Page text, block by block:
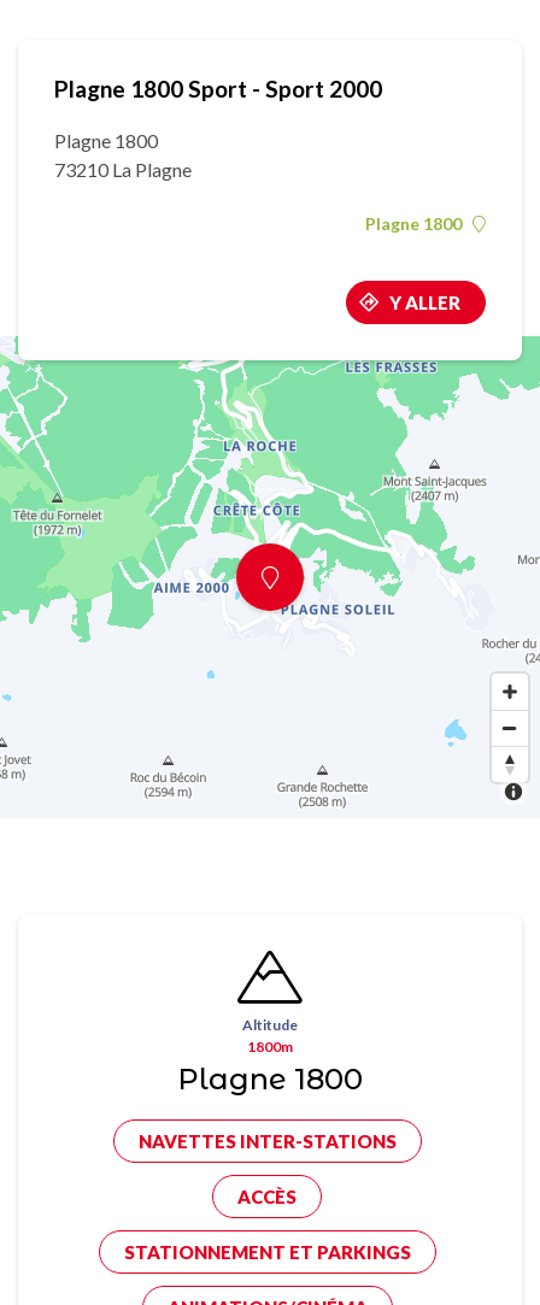
Plagne 1800 Sport - Sport 2000
Plagne 1800
73210 La Plagne
Plagne 1800
Y ALLER
Altitude
1800m
Plagne 1800
NAVETTES INTER-STATIONS
ACCÈS
STATIONNEMENT ET PARKINGS